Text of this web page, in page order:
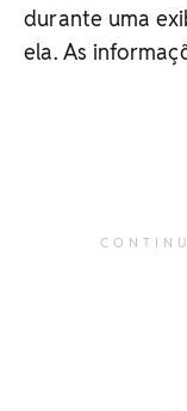
durante uma
ela. As